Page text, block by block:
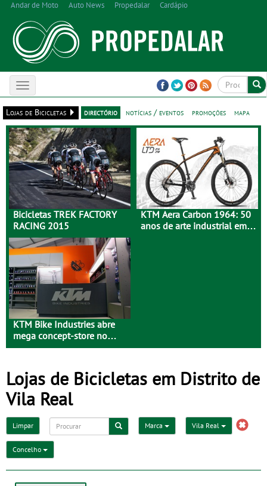
Andar de Moto Auto News Propedalar Cardápio
Toggle
navigation
Lojas de Bicicletas
directório notícias / eventos promoções mapa
Bicicletas TREK FACTORY
RACING 2015
KTM Aera Carbon 1964: 50
anos de arte industrial em
KTM Bike Industries abre
mega concept-store no
Porto
Lojas de Bicicletas em Distrito de
Vila Real
Limpar Marca Vila Real
Concelho